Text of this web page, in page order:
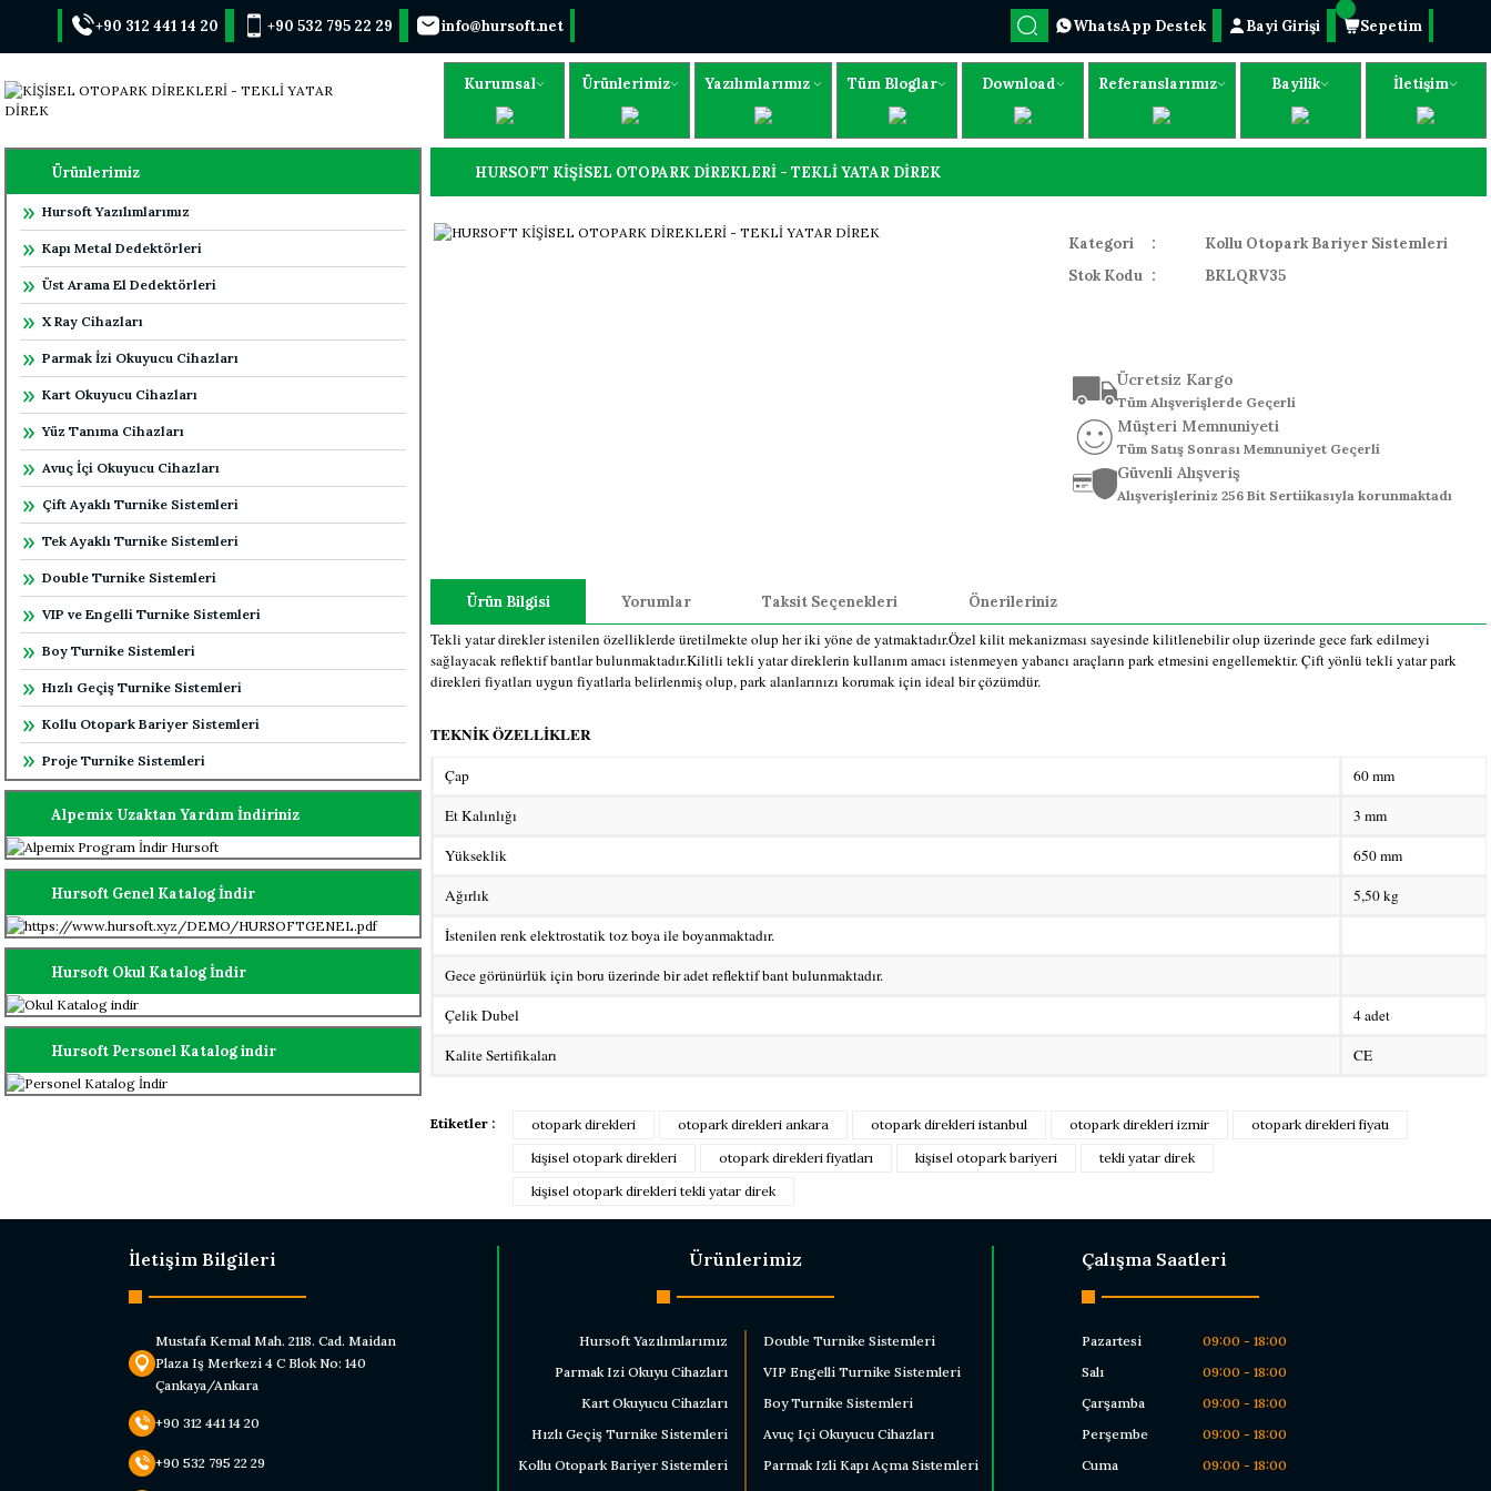
+90 312 441 14 20 +90 532 795 22 29 info@hursoft.net WhatsApp Destek Bayi Girişi Sepetim
Kurumsal Ürünlerimiz Yazılımlarımız Tüm Bloglar Download Referanslarımız Bayilik İletişim
Ürünlerimiz
Hursoft Yazılımlarımız
Kapı Metal Dedektörleri
Üst Arama El Dedektörleri
X Ray Cihazları
Parmak İzi Okuyucu Cihazları
Kart Okuyucu Cihazları
Yüz Tanıma Cihazları
Avuç İçi Okuyucu Cihazları
Çift Ayaklı Turnike Sistemleri
Tek Ayaklı Turnike Sistemleri
Double Turnike Sistemleri
VIP ve Engelli Turnike Sistemleri
Boy Turnike Sistemleri
Hızlı Geçiş Turnike Sistemleri
Kollu Otopark Bariyer Sistemleri
Proje Turnike Sistemleri
Alpemix Uzaktan Yardım İndiriniz
Hursoft Genel Katalog İndir
Hursoft Okul Katalog İndir
Hursoft Personel Katalog indir
HURSOFT KİŞİSEL OTOPARK DİREKLERİ - TEKLİ YATAR DİREK
Kategori
Kollu Otopark Bariyer Sistemleri
Stok Kodu
BKLQRV35
Ücretsiz Kargo
Tüm Alışverişlerde Geçerli
Müşteri Memnuniyeti
Tüm Satış Sonrası Memnuniyet Geçerli
Güvenli Alışveriş
Alışverişleriniz 256 Bit Sertiikasıyla korunmaktadı
Ürün Bilgisi Yorumlar Taksit Seçenekleri Önerileriniz
Tekli yatar direkler istenilen özelliklerde üretilmekte olup her iki yöne de yatmaktadır.Özel kilit mekanizması sayesinde kilitlenebilir olup üzerinde gece fark edilmeyi
sağlayacak reflektif bantlar bulunmaktadır.Kilitli tekli yatar direklerin kullanım amacı istenmeyen yabancı araçların park etmesini engellemektir. Çift yönlü tekli yatar park
direkleri fiyatları uygun fiyatlarla belirlenmiş olup, park alanlarınızı korumak için ideal bir çözümdür.
TEKNİK ÖZELLİKLER
Çap
60 mm
Et Kalınlığı
3 mm
Yükseklik
650 mm
Ağırlık
5,50 kg
İstenilen renk elektrostatik toz boya ile boyanmaktadır.
Gece görünürlük için boru üzerinde bir adet reflektif bant bulunmaktadır.
Çelik Dubel
4 adet
Kalite Sertifikaları
CE
Yorum Yaz
Görüş ve önerileriniz için teşekkür ederiz.
Ürün resmi kalitesiz, bozuk veya görüntülenemiyor.
Ürün açıklamasında eksik bilgiler bulunuyor.
Ürün bilgilerinde hatalar bulunuyor.
Gönder
Etiketler : otopark direkleri otopark direkleri ankara otopark direkleri istanbul otopark direkleri izmir
otopark direkleri fiyatı
kişisel otopark direkleri
otopark direkleri fiyatları kişisel otopark bariyeri
tekli yatar direk
kişisel otopark direkleri tekli yatar direk
İletişim Bilgileri
Mustafa Kemal Mah. 2118. Cad. Maidan
Plaza Iş Merkezi 4 C Blok No: 140
Çankaya/Ankara
+90 312 441 14 20
+90 532 795 22 29
Ürünlerimiz
Hursoft Yazılımlarımız
Double Turnike Sistemleri
Parmak Izi Okuyu Cihazları
VIP Engelli Turnike Sistemleri
Kart Okuyucu Cihazları
Boy Turnike Sistemleri
Hızlı Geçiş Turnike Sistemleri
Avuç Içi Okuyucu Cihazları
Kollu Otopark Bariyer Sistemleri
Parmak Izli Kapı Açma Sistemleri
Çalışma Saatleri
Pazartesi
09:00 - 18:00
Salı
09:00 - 18:00
Çarşamba
09:00 - 18:00
Perşembe
09:00 - 18:00
Cuma
09:00 - 18:00